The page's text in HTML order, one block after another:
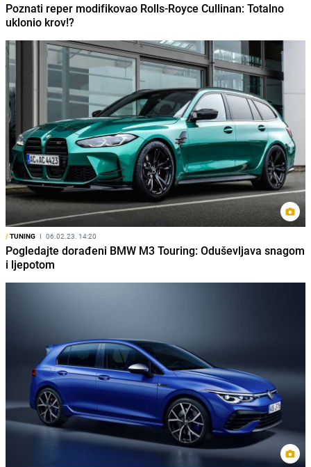
Poznati reper modifikovao Rolls-Royce Cullinan: Totalno
uklonio krov!?
/TUNING I 06.02.23. 14:20
Pogledajte dorađeni BMW M3 Touring: Oduševljava snagom
i ljepotom